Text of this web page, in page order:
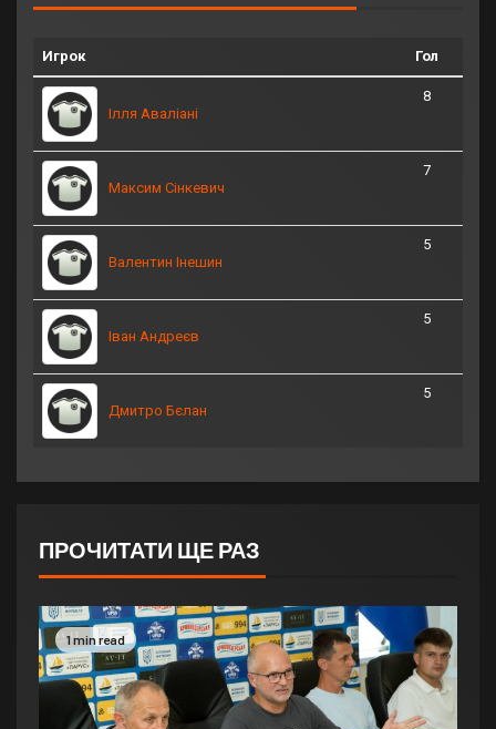
Игрок Гол
Ілля Аваліані
8
Максим Сінкевич
7
Валентин Інешин
5
Іван Андреєв
5
Дмитро Бєлан
5
ПРОЧИТАТИ ЩЕ РАЗ
1 min read